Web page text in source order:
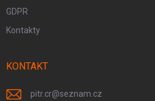
GDPR
Kontakty
KONTAKT
pitr.cr@seznam.cz